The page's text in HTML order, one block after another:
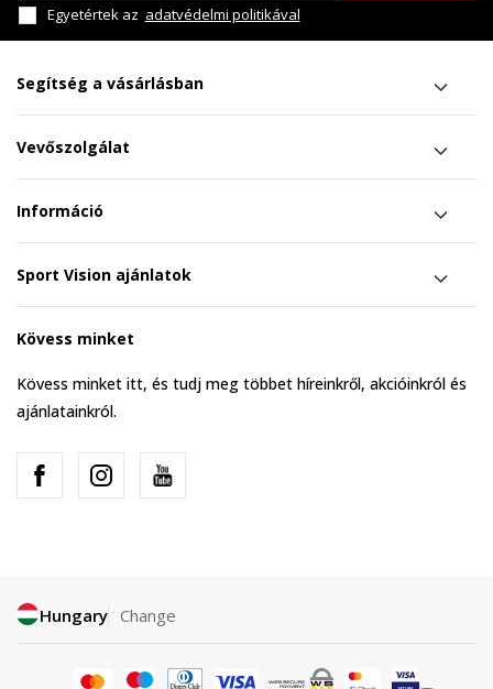
Egyetértek az adatvédelmi politikával
Segítség a vásárlásban
Vevőszolgálat
Információ
Sport Vision ajánlatok
Kövess minket
Kövess minket itt, és tudj meg többet híreinkről, akcióinkról és
ajánlatainkról.
Hungary Change